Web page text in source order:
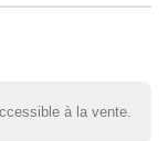
à la vente.